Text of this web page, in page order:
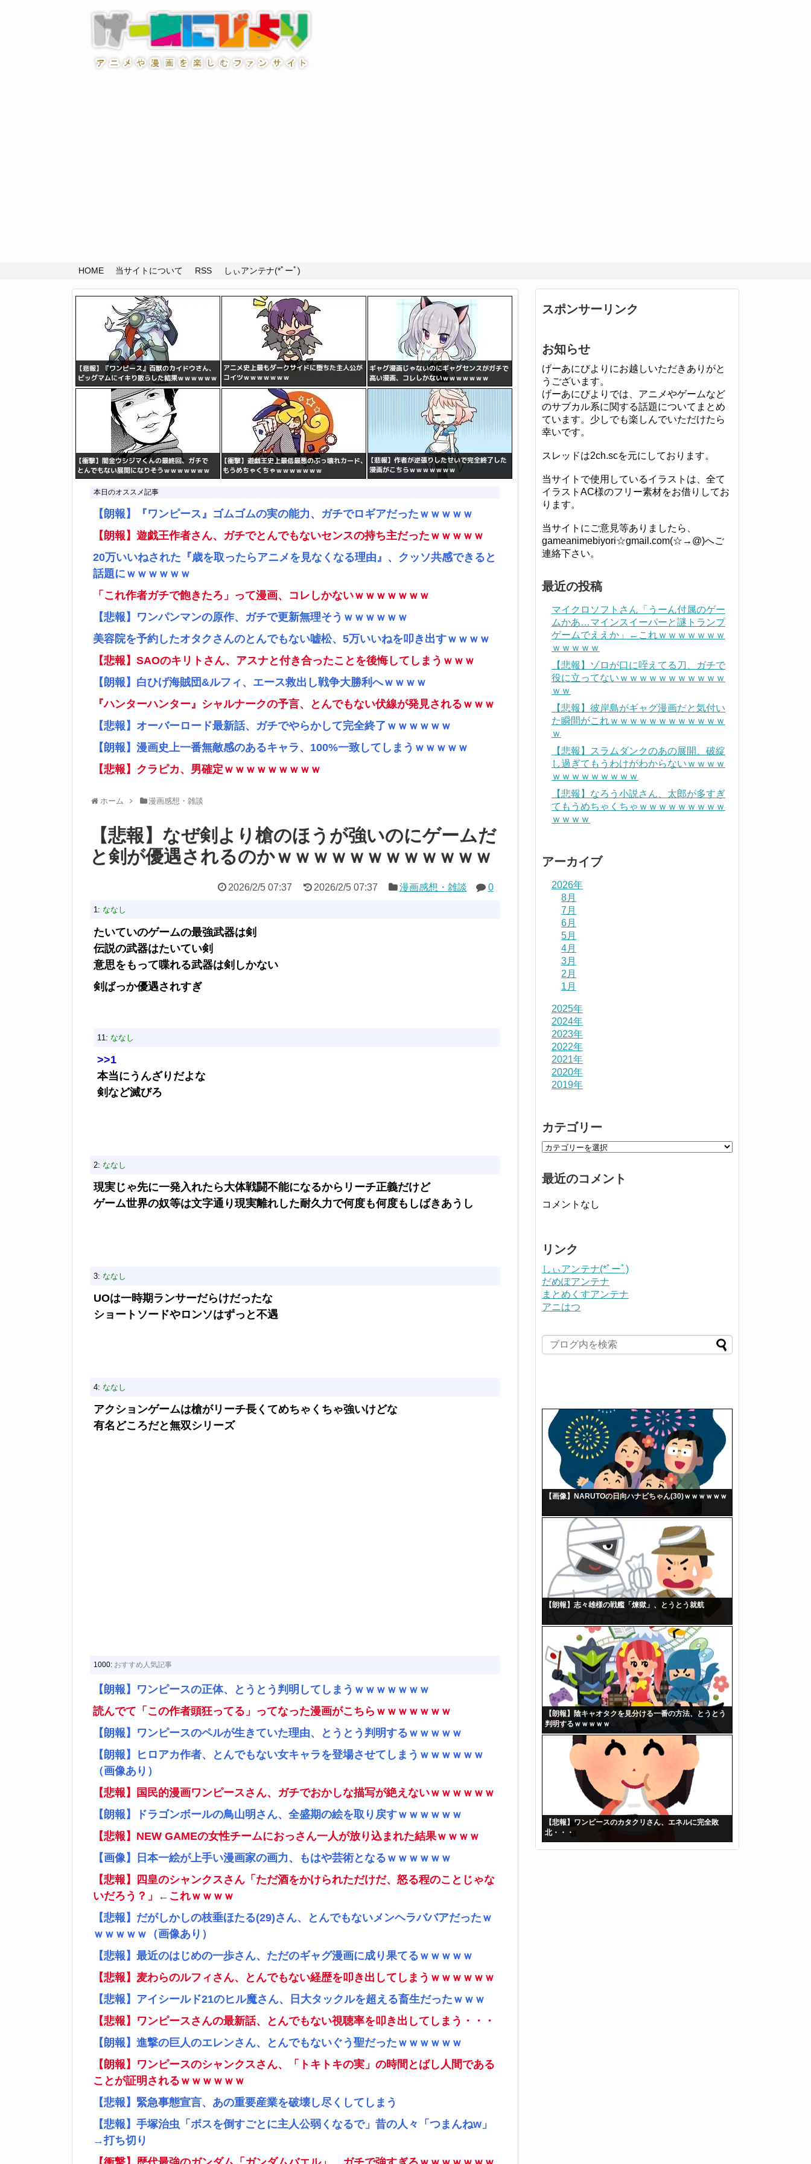
HOME 当サイトについて RSS しぃアンテナ(*ﾟーﾟ)
本日のオススメ記事
【朗報】『ワンピース』ゴムゴムの実の能力、ガチでロギアだったｗｗｗｗｗ
【朗報】遊戯王作者さん、ガチでとんでもないセンスの持ち主だったｗｗｗｗｗ
20万いいねされた『歳を取ったらアニメを見なくなる理由』、クッソ共感できると
話題にｗｗｗｗｗｗ
「これ作者ガチで飽きたろ」って漫画、コレしかないｗｗｗｗｗｗｗ
【悲報】ワンパンマンの原作、ガチで更新無理そうｗｗｗｗｗｗ
美容院を予約したオタクさんのとんでもない嘘松、5万いいねを叩き出すｗｗｗｗ
【悲報】SAOのキリトさん、アスナと付き合ったことを後悔してしまうｗｗｗ
【朗報】白ひげ海賊団&ルフィ、エース救出し戦争大勝利へｗｗｗｗ
『ハンターハンター』シャルナークの予言、とんでもない伏線が発見されるｗｗｗ
【悲報】オーバーロード最新話、ガチでやらかして完全終了ｗｗｗｗｗｗ
【朗報】漫画史上一番無敵感のあるキャラ、100%一致してしまうｗｗｗｗｗ
【悲報】クラピカ、男確定ｗｗｗｗｗｗｗｗｗ
ホーム 漫画感想・雑談
【悲報】なぜ剣より槍のほうが強いのにゲームだ
と剣が優遇されるのかｗｗｗｗｗｗｗｗｗｗｗｗ
2026/2/5 07:37 2026/2/5 07:37 漫画感想・雑談 0
1: ななし
たいていのゲームの最強武器は剣
伝説の武器はたいてい剣
意思をもって喋れる武器は剣しかない
剣ばっか優遇されすぎ
11: ななし
>>1
本当にうんざりだよな
剣など滅びろ
2: ななし
現実じゃ先に一発入れたら大体戦闘不能になるからリーチ正義だけど
ゲーム世界の奴等は文字通り現実離れした耐久力で何度も何度もしばきあうし
3: ななし
UOは一時期ランサーだらけだったな
ショートソードやロンソはずっと不遇
4: ななし
アクションゲームは槍がリーチ長くてめちゃくちゃ強いけどな
有名どころだと無双シリーズ
1000: おすすめ人気記事
【朗報】ワンピースの正体、とうとう判明してしまうｗｗｗｗｗｗｗ
読んでて「この作者頭狂ってる」ってなった漫画がこちらｗｗｗｗｗｗｗ
【朗報】ワンピースのペルが生きていた理由、とうとう判明するｗｗｗｗｗ
【朗報】ヒロアカ作者、とんでもない女キャラを登場させてしまうｗｗｗｗｗｗ
（画像あり）
【悲報】国民的漫画ワンピースさん、ガチでおかしな描写が絶えないｗｗｗｗｗｗ
【朗報】ドラゴンボールの鳥山明さん、全盛期の絵を取り戻すｗｗｗｗｗｗ
【悲報】NEW GAMEの女性チームにおっさん一人が放り込まれた結果ｗｗｗｗ
【画像】日本一絵が上手い漫画家の画力、もはや芸術となるｗｗｗｗｗｗ
【悲報】四皇のシャンクスさん「ただ酒をかけられただけだ、怒る程のことじゃな
いだろう？」←これｗｗｗｗ
【悲報】だがしかしの枝垂ほたる(29)さん、とんでもないメンヘラババアだったｗ
ｗｗｗｗｗ（画像あり）
【悲報】最近のはじめの一歩さん、ただのギャグ漫画に成り果てるｗｗｗｗｗ
【悲報】麦わらのルフィさん、とんでもない経歴を叩き出してしまうｗｗｗｗｗｗ
【悲報】アイシールド21のヒル魔さん、日大タックルを超える畜生だったｗｗｗ
【悲報】ワンピースさんの最新話、とんでもない視聴率を叩き出してしまう・・・
【朗報】進撃の巨人のエレンさん、とんでもないぐう聖だったｗｗｗｗｗｗ
【朗報】ワンピースのシャンクスさん、「トキトキの実」の時間とばし人間である
ことが証明されるｗｗｗｗｗｗ
【悲報】緊急事態宣言、あの重要産業を破壊し尽くしてしまう
【悲報】手塚治虫「ボスを倒すごとに主人公弱くなるで」昔の人々「つまんねw」
→打ち切り
スポンサーリンク
お知らせ
げーあにびよりにお越しいただきありがと
うございます。
げーあにびよりでは、アニメやゲームなど
のサブカル系に関する話題についてまとめ
ています。少しでも楽しんでいただけたら
幸いです。
スレッドは2ch.scを元にしております。
当サイトで使用しているイラストは、全て
イラストAC様のフリー素材をお借りしてお
ります。
当サイトにご意見等ありましたら、
gameanimebiyori☆gmail.com(☆→@)へご
連絡下さい。
最近の投稿
マイクロソフトさん「うーん付属のゲー
ムかあ…マインスイーパーと謎トランプ
ゲームでええか」←これｗｗｗｗｗｗｗ
ｗｗｗｗｗ
【悲報】ゾロが口に咥えてる刀、ガチで
役に立ってないｗｗｗｗｗｗｗｗｗｗｗ
ｗｗ
【悲報】彼岸島がギャグ漫画だと気付い
た瞬間がこれｗｗｗｗｗｗｗｗｗｗｗｗ
ｗ
【悲報】スラムダンクのあの展開、破綻
し過ぎてもうわけがわからないｗｗｗｗ
ｗｗｗｗｗｗｗｗｗ
【悲報】なろう小説さん、太郎が多すぎ
てもうめちゃくちゃｗｗｗｗｗｗｗｗｗ
ｗｗｗｗ
アーカイブ
2026年
8月
7月
6月
5月
4月
3月
2月
1月
2025年
2024年
2023年
2022年
2021年
2020年
2019年
カテゴリー
最近のコメント
コメントなし
リンク
しぃアンテナ(*ﾟーﾟ)
だめぽアンテナ
まとめくすアンテナ
アニはつ
【画像】NARUTOの日向ハナビちゃん(30)ｗｗｗｗｗｗ
【朗報】志々雄様の戦艦「煉獄」、とうとう就航
【朗報】陰キャオタクを見分ける一番の方法、とうとう
判明するｗｗｗｗｗ
【悲報】ワンピースのカタクリさん、エネルに完全敗
北・・・